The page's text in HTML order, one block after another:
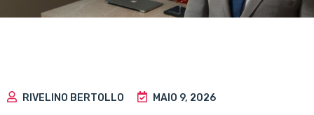
RIVELINO BERTOLLO MAIO 9, 2026